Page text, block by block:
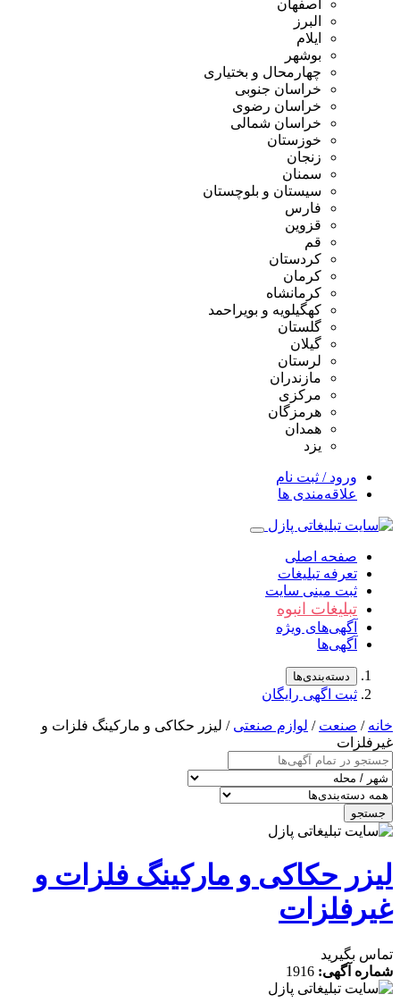
اصفهان
البرز
ایلام
بوشهر
چهارمحال و بختیاری
خراسان جنوبی
خراسان رضوی
خراسان شمالی
خوزستان
زنجان
سمنان
سیستان و بلوچستان
فارس
قزوین
قم
کردستان
کرمان
کرمانشاه
کهگیلویه و بویراحمد
گلستان
گیلان
لرستان
مازندران
مرکزی
هرمزگان
همدان
یزد
ورود / ثبت نام
علاقه‌مندی ها
صفحه اصلی
تعرفه تبلیغات
ثبت مینی سایت
تبلیغات انبوه
آگهی‌های ویژه
آگهی‌ها
دسته‌بندی‌ها
ثبت اگهی رایگان
/صنعت/لوازم صنعتی/ لیزر حکاکی و مارکینگ فلزات و
حکاکی و مارکینگ فلزات و
بگیرید
آگهی:1916